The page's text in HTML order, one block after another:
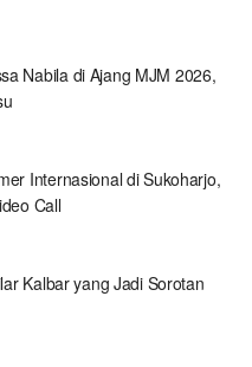
Nabila di Ajang MJM 2026,
Internasional di Sukoharjo,
Call
Kalbar yang Jadi Sorotan